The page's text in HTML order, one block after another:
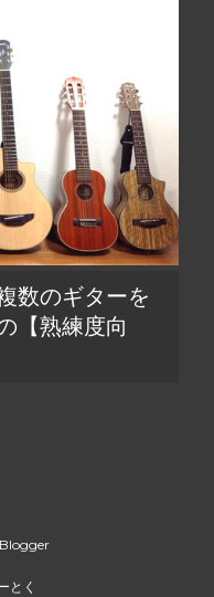
数のギターを
【熟練度向
とく